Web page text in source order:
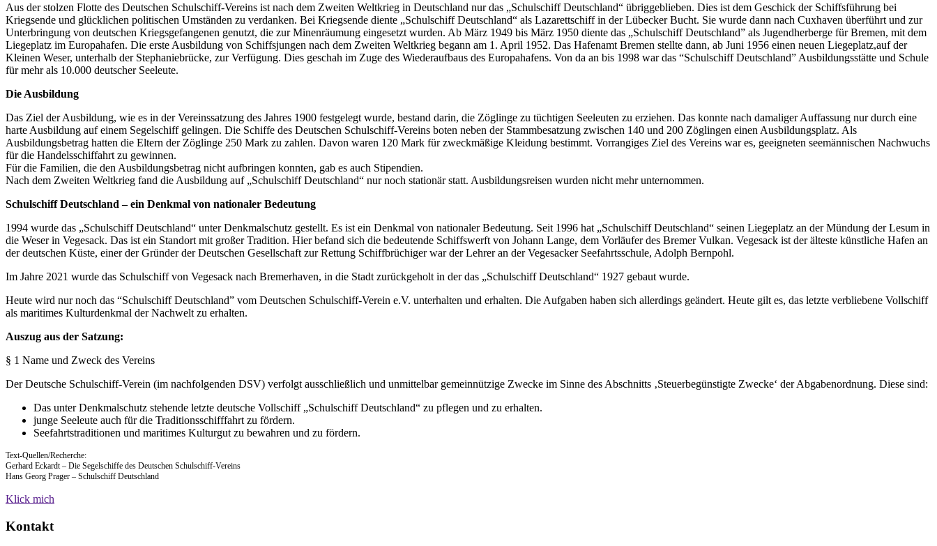
Aus der stolzen Flotte des Deutschen Schulschiff-Vereins ist nach dem Zweiten Weltkrieg in Deutschland nur das „Schulschiff Deutschland“ übriggeblieben. Dies ist dem Geschick der Schiffsführung bei
Kriegsende und glücklichen politischen Umständen zu verdanken. Bei Kriegsende diente „Schulschiff Deutschland“ als Lazarettschiff in der Lübecker Bucht. Sie wurde dann nach Cuxhaven überführt und zur
Unterbringung von deutschen Kriegsgefangenen genutzt, die zur Minenräumung eingesetzt wurden. Ab März 1949 bis März 1950 diente das „Schulschiff Deutschland” als Jugendherberge für Bremen, mit dem
Liegeplatz im Europahafen. Die erste Ausbildung von Schiffsjungen nach dem Zweiten Weltkrieg begann am 1. April 1952. Das Hafenamt Bremen stellte dann, ab Juni 1956 einen neuen Liegeplatz,auf der
Kleinen Weser, unterhalb der Stephaniebrücke, zur Verfügung. Dies geschah im Zuge des Wiederaufbaus des Europahafens. Von da an bis 1998 war das “Schulschiff Deutschland” Ausbildungsstätte und Schule
für mehr als 10.000 deutscher Seeleute.
Die Ausbildung
Das Ziel der Ausbildung, wie es in der Vereinssatzung des Jahres 1900 festgelegt wurde, bestand darin, die Zöglinge zu tüchtigen Seeleuten zu erziehen. Das konnte nach damaliger Auffassung nur durch eine
harte Ausbildung auf einem Segelschiff gelingen. Die Schiffe des Deutschen Schulschiff-Vereins boten neben der Stammbesatzung zwischen 140 und 200 Zöglingen einen Ausbildungsplatz. Als
Ausbildungsbetrag hatten die Eltern der Zöglinge 250 Mark zu zahlen. Davon waren 120 Mark für zweckmäßige Kleidung bestimmt. Vorrangiges Ziel des Vereins war es, geeigneten seemännischen Nachwuchs
für die Handelsschiffahrt zu gewinnen.
Für die Familien, die den Ausbildungsbetrag nicht aufbringen konnten, gab es auch Stipendien.
Nach dem Zweiten Weltkrieg fand die Ausbildung auf „Schulschiff Deutschland“ nur noch stationär statt. Ausbildungsreisen wurden nicht mehr unternommen.
Schulschiff Deutschland – ein Denkmal von nationaler Bedeutung
1994 wurde das „Schulschiff Deutschland“ unter Denkmalschutz gestellt. Es ist ein Denkmal von nationaler Bedeutung. Seit 1996 hat „Schulschiff Deutschland“ seinen Liegeplatz an der Mündung der Lesum in
die Weser in Vegesack. Das ist ein Standort mit großer Tradition. Hier befand sich die bedeutende Schiffswerft von Johann Lange, dem Vorläufer des Bremer Vulkan. Vegesack ist der älteste künstliche Hafen an
der deutschen Küste, einer der Gründer der Deutschen Gesellschaft zur Rettung Schiffbrüchiger war der Lehrer an der Vegesacker Seefahrtsschule, Adolph Bernpohl.
Im Jahre 2021 wurde das Schulschiff von Vegesack nach Bremerhaven, in die Stadt zurückgeholt in der das „Schulschiff Deutschland“ 1927 gebaut wurde.
Heute wird nur noch das “Schulschiff Deutschland” vom Deutschen Schulschiff-Verein e.V. unterhalten und erhalten. Die Aufgaben haben sich allerdings geändert. Heute gilt es, das letzte verbliebene Vollschiff
als maritimes Kulturdenkmal der Nachwelt zu erhalten.
Auszug aus der Satzung:
§ 1 Name und Zweck des Vereins
Der Deutsche Schulschiff-Verein (im nachfolgenden DSV) verfolgt ausschließlich und unmittelbar gemeinnützige Zwecke im Sinne des Abschnitts ‚Steuerbegünstigte Zwecke‘ der Abgabenordnung. Diese sind:
Das unter Denkmalschutz stehende letzte deutsche Vollschiff „Schulschiff Deutschland“ zu pflegen und zu erhalten.
junge Seeleute auch für die Traditionsschifffahrt zu fördern.
Seefahrtstraditionen und maritimes Kulturgut zu bewahren und zu fördern.
Text-Quellen/Recherche:
Gerhard Eckardt – Die Segelschiffe des Deutschen Schulschiff-Vereins
Hans Georg Prager – Schulschiff Deutschland
Klick mich
Kontakt